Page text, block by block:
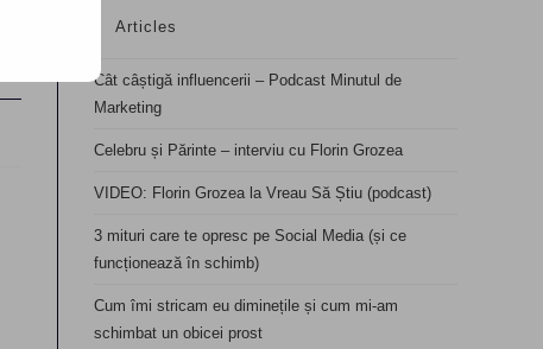
Articles
Cât câștigă influencerii – Podcast Minutul de
Marketing
Celebru și Părinte – interviu cu Florin Grozea
VIDEO: Florin Grozea la Vreau Să Știu (podcast)
3 mituri care te opresc pe Social Media (și ce
funcționează în schimb)
Cum îmi stricam eu diminețile și cum mi-am
schimbat un obicei prost